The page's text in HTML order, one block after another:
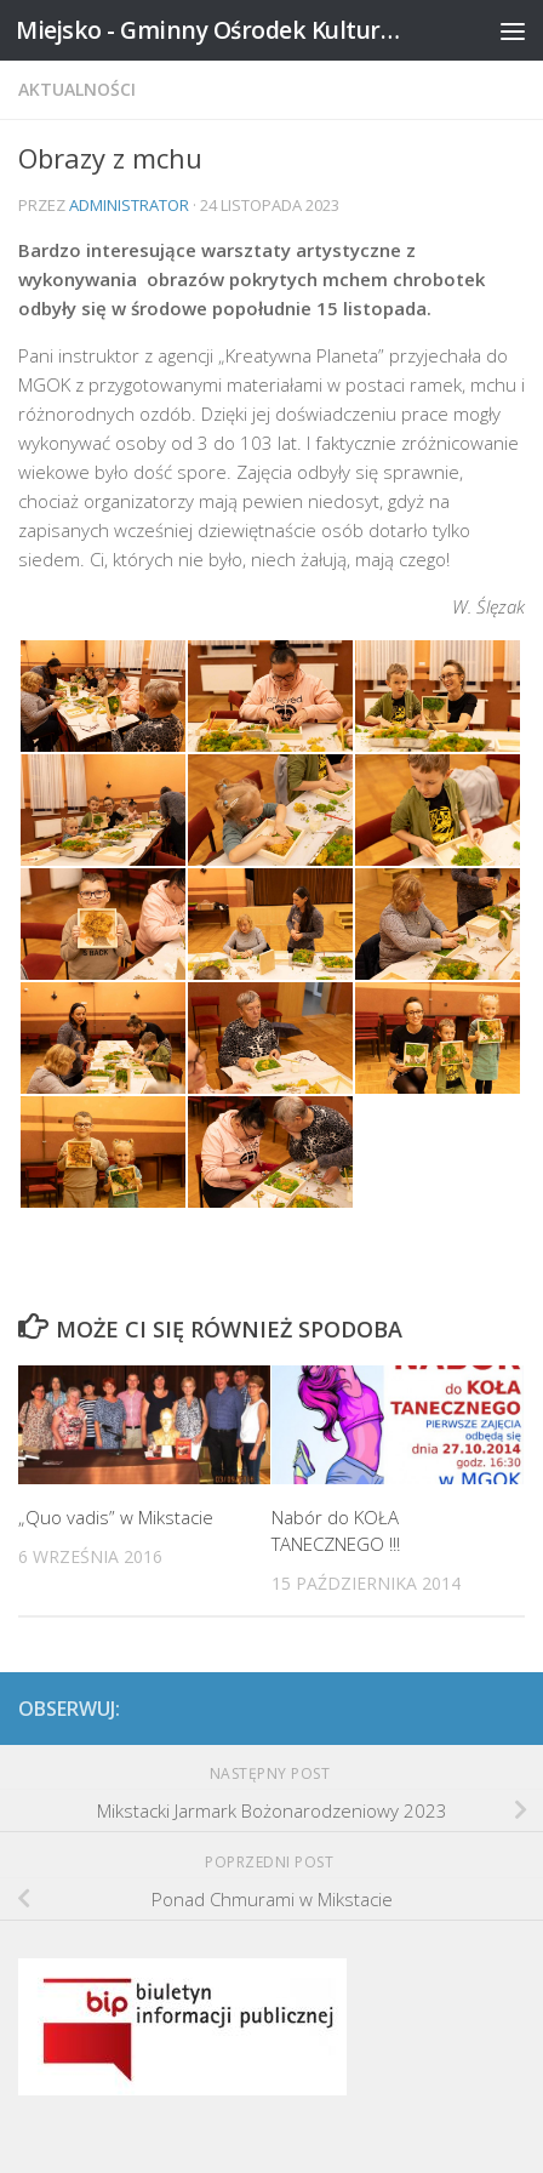
Skip to content Miejsko - Gminny Ośrodek Kultury w Mikstacie
AKTUALNOŚCI
Obrazy z mchu
PRZEZADMINISTRATOR · 24 LISTOPADA 2023
Bardzo interesujące warsztaty artystyczne z
wykonywania obrazów pokrytych mchem chrobotek
odbyły się w środowe popołudnie 15 listopada.
Pani instruktor z agencji „Kreatywna Planeta” przyjechała do
MGOK z przygotowanymi materiałami w postaci ramek, mchu i
różnorodnych ozdób. Dzięki jej doświadczeniu prace mogły
wykonywać osoby od 3 do 103 lat. I faktycznie zróżnicowanie
wiekowe było dość spore. Zajęcia odbyły się sprawnie,
chociaż organizatorzy mają pewien niedosyt, gdyż na
zapisanych wcześniej dziewiętnaście osób dotarło tylko
siedem. Ci, których nie było, niech żałują, mają czego!
W. Ślęzak
MOŻE CI SIĘ RÓWNIEŻ SPODOBA
„Quo vadis” w Mikstacie
6 WRZEŚNIA 2016
Nabór do KOŁA
TANECZNEGO !!!
15 PAŹDZIERNIKA 2014
OBSERWUJ:
NASTĘPNY POST
Mikstacki Jarmark Bożonarodzeniowy 2023
POPRZEDNI POST
Ponad Chmurami w Mikstacie